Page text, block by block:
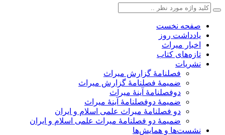
صفحه نخست
یادداشت روز
اخبار میراث
تازه‌های کتاب
نشریات
فصلنامۀ گزارش میراث
ضمیمۀ فصلنامۀ گزارش میراث
دوفصلنامۀ آینۀ میراث
ضمیمۀ دوفصلنامۀ آینۀ میراث
دو فصلنامۀ میراث علمی اسلام و ایران
ضمیمۀ دو فصلنامۀ میراث علمی اسلام و ایران
نشست‌ها و همایش‌ها